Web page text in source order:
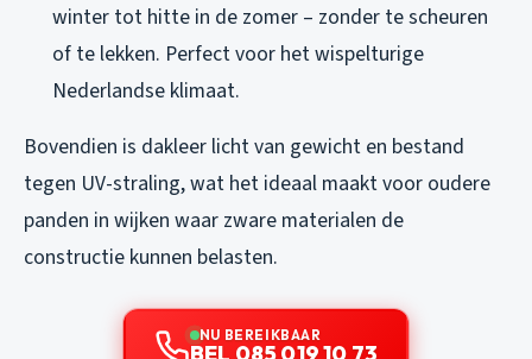
winter tot hitte in de zomer – zonder te scheuren
of te lekken. Perfect voor het wispelturige
Nederlandse klimaat.
Bovendien is dakleer licht van gewicht en bestand
tegen UV-straling, wat het ideaal maakt voor oudere
panden in wijken waar zware materialen de
constructie kunnen belasten.
NU BEREIKBAAR
BEL 085 019 10 73